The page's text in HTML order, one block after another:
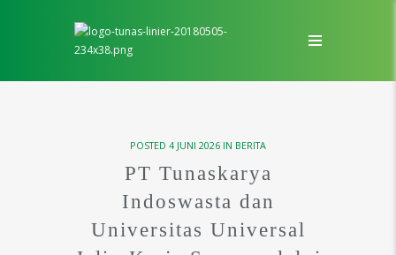
POSTED 4 JUNI 2026 IN BERITA
PT Tunaskarya
Indoswasta dan
Universitas Universal